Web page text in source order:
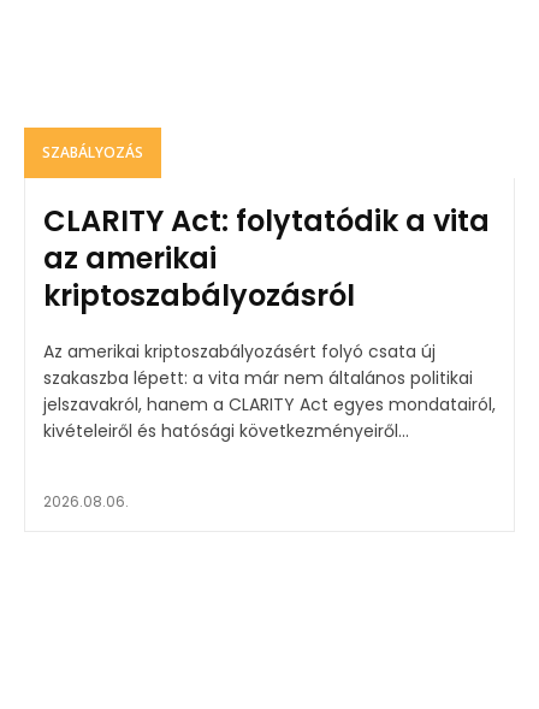
SZABÁLYOZÁS
CLARITY Act: folytatódik a vita
az amerikai
kriptoszabályozásról
Az amerikai kriptoszabályozásért folyó csata új
szakaszba lépett: a vita már nem általános politikai
jelszavakról, hanem a CLARITY Act egyes mondatairól,
kivételeiről és hatósági következményeiről...
2026.08.06.